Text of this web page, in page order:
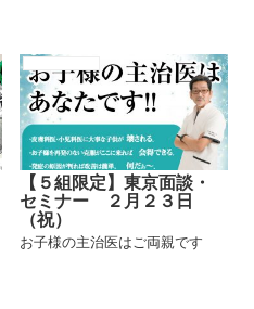
【５組限定】東京面談・
セミナー ２月２３日
（祝）
お子様の主治医はご両親です